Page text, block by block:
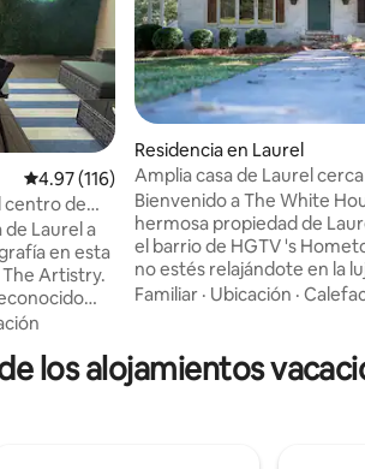
Calificación promedio: 4.97 de 5; 116
4.97 (116)
centro de
Laurel a
en esta
Artistry.
este
mientras
Residencia en Laurel
Amplia casa de Laurel
histórico
Bienvenido a The White
hermosa propiedad de
el barrio de HGTV 's
no estés relajándote en la
comodidad de esta elegante
el programa. El distrito
solo una milla de distancia,
Familiar · Ubicación ·
los alojamientos